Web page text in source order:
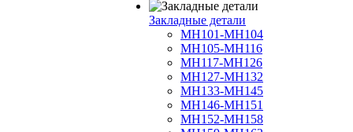
Закладные детали
МН101-МН104
МН105-МН116
МН117-МН126
МН127-МН132
МН133-МН145
МН146-МН151
МН152-МН158